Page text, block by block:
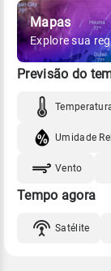
Mapas
Explore sua
Previsão do
Umidade
Vento
Tempo agora
Satélite